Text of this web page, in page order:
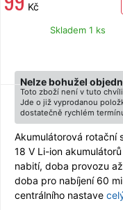
Kč
Skladem 1 ks
Nelze bohužel
Toto zboží není v tuto
Jde o již vyprodanou
dostatečně rychlém
Akumulátorová rotační
18 V Li-ion
nabití, doba provozu
doba pro nabíjení 60
centrálního nastave